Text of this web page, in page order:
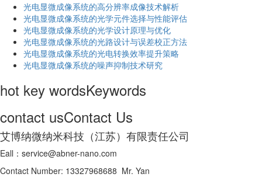
光电显微成像系统的高分辨率成像技术解析
​光电显微成像系统的光学元件选择与性能评估
光电显微成像系统的光学设计原理与优化
光电显微成像系统的光路设计与误差校正方法
光电显微成像系统的光电转换效率提升策略
光电显微成像系统的噪声抑制技术研究
hot key wordsKeywords
contact usContact Us
艾博纳微纳米科技（江苏）有限责任公司
Eall：service@abner-nano.com
Contact Number: 13327968688 Mr. Yan